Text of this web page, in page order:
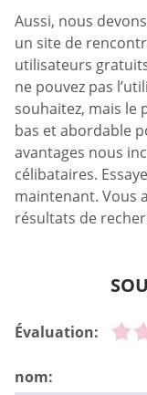
Aussi, nous
un site de
utilisateurs
ne pouvez pas
souhaitez, mais le
bas et abordable
avantages nous
célibataires.
maintenant. Vous
résultats de
Évaluation:
nom: